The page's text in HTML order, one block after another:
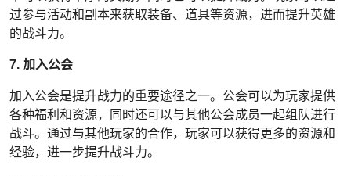
过参与活动和副本来获取装备、道具等资源，进而提升英雄
的战斗力。
7. 加入公会
加入公会是提升战力的重要途径之一。公会可以为玩家提供
各种福利和资源，同时还可以与其他公会成员一起组队进行
战斗。通过与其他玩家的合作，玩家可以获得更多的资源和
经验，进一步提升战斗力。